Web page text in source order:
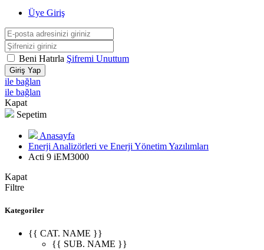
Üye Giriş
Beni Hatırla Şifremi Unuttum
Giriş Yap
ile bağlan
ile bağlan
Kapat
Sepetim
Anasayfa
Enerji Analizörleri ve Enerji Yönetim Yazılımları
Acti 9 iEM3000
Kapat
Filtre
Kategoriler
{{ CAT. NAME }}
{{ SUB. NAME }}